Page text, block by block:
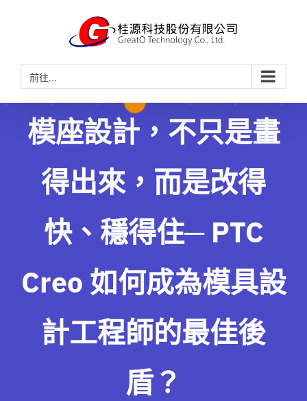
前往...
模座設計，不只是畫
得出來，而是改得
快、穩得住─ PTC
Creo 如何成為模具設
計工程師的最佳後
盾？